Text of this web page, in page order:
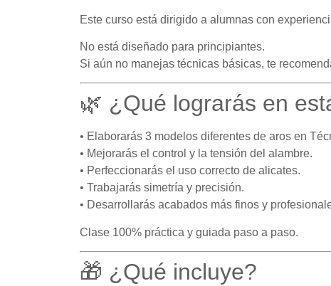
Este curso está dirigido a alumnas con
No está diseñado para principiantes.
Si aún no manejas técnicas básicas, te
🌿 ¿Qué lograrás en
• Elaborarás 3 modelos diferentes de aros en
• Mejorarás el control y la tensión del alambre.
• Perfeccionarás el uso correcto de alicates.
• Trabajarás simetría y precisión.
• Desarrollarás acabados más finos y
Clase 100% práctica y guiada paso a paso.
🎁 ¿Qué incluye?